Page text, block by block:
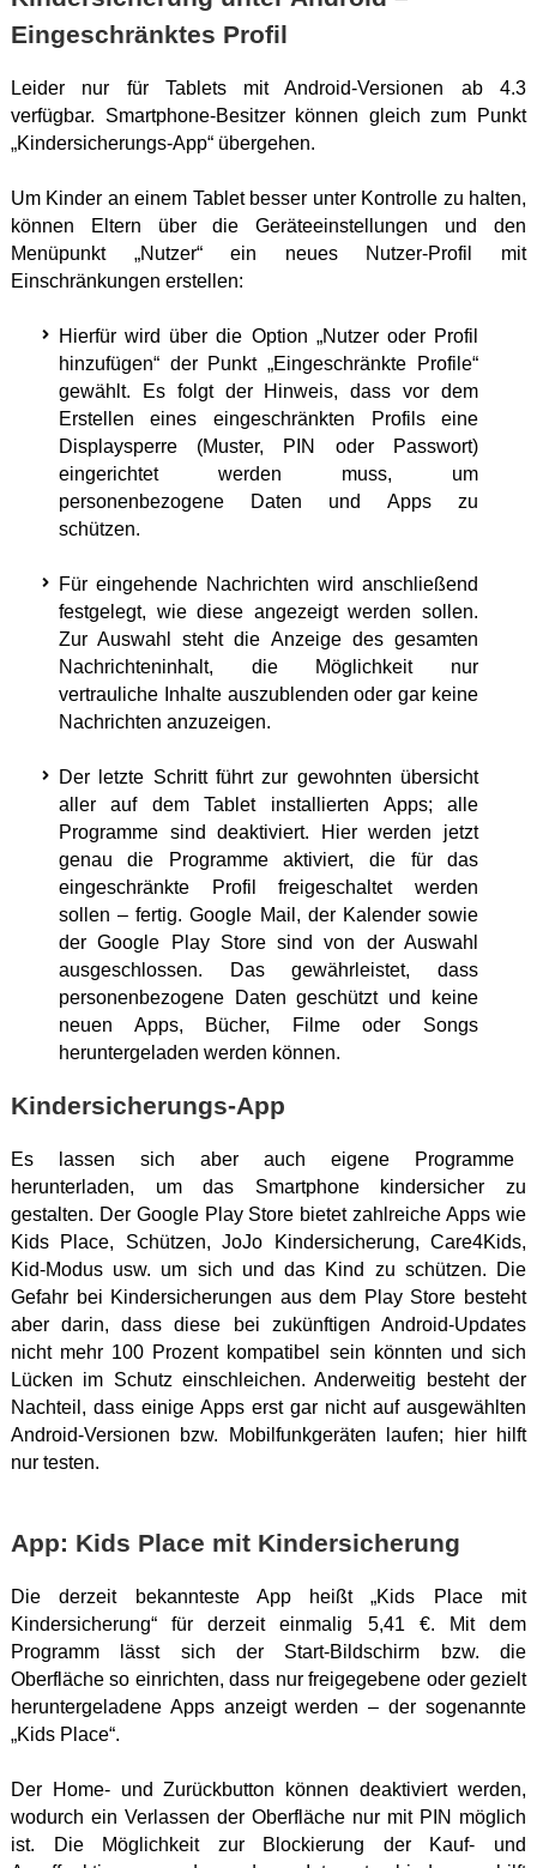
Eingeschränktes Profil
Leider nur für Tablets mit Android-Versionen ab 4.3
verfügbar. Smartphone-Besitzer können gleich zum Punkt
„Kindersicherungs-App“ übergehen.
Um Kinder an einem Tablet besser unter Kontrolle zu halten,
können Eltern über die Geräteeinstellungen und den
Menüpunkt „Nutzer“ ein neues Nutzer-Profil mit
Einschränkungen erstellen:
Hierfür wird über die Option „Nutzer oder Profil
hinzufügen“ der Punkt „Eingeschränkte Profile“
gewählt. Es folgt der Hinweis, dass vor dem
Erstellen eines eingeschränkten Profils eine
Displaysperre (Muster, PIN oder Passwort)
eingerichtet werden muss, um
personenbezogene Daten und Apps zu
schützen.
Für eingehende Nachrichten wird anschließend
festgelegt, wie diese angezeigt werden sollen.
Zur Auswahl steht die Anzeige des gesamten
Nachrichteninhalt, die Möglichkeit nur
vertrauliche Inhalte auszublenden oder gar keine
Nachrichten anzuzeigen.
Der letzte Schritt führt zur gewohnten übersicht
aller auf dem Tablet installierten Apps; alle
Programme sind deaktiviert. Hier werden jetzt
genau die Programme aktiviert, die für das
eingeschränkte Profil freigeschaltet werden
sollen – fertig. Google Mail, der Kalender sowie
der Google Play Store sind von der Auswahl
ausgeschlossen. Das gewährleistet, dass
personenbezogene Daten geschützt und keine
neuen Apps, Bücher, Filme oder Songs
heruntergeladen werden können.
Kindersicherungs-App
Es lassen sich aber auch eigene Programme
herunterladen, um das Smartphone kindersicher zu
gestalten. Der Google Play Store bietet zahlreiche Apps wie
Kids Place, Schützen, JoJo Kindersicherung, Care4Kids,
Kid-Modus usw. um sich und das Kind zu schützen. Die
Gefahr bei Kindersicherungen aus dem Play Store besteht
aber darin, dass diese bei zukünftigen Android-Updates
nicht mehr 100 Prozent kompatibel sein könnten und sich
Lücken im Schutz einschleichen. Anderweitig besteht der
Nachteil, dass einige Apps erst gar nicht auf ausgewählten
Android-Versionen bzw. Mobilfunkgeräten laufen; hier hilft
nur testen.
App: Kids Place mit Kindersicherung
Die derzeit bekannteste App heißt „Kids Place mit
Kindersicherung“ für derzeit einmalig 5,41 €. Mit dem
Programm lässt sich der Start-Bildschirm bzw. die
Oberfläche so einrichten, dass nur freigegebene oder gezielt
heruntergeladene Apps anzeigt werden – der sogenannte
„Kids Place“.
Der Home- und Zurückbutton können deaktiviert werden,
wodurch ein Verlassen der Oberfläche nur mit PIN möglich
ist. Die Möglichkeit zur Blockierung der Kauf- und